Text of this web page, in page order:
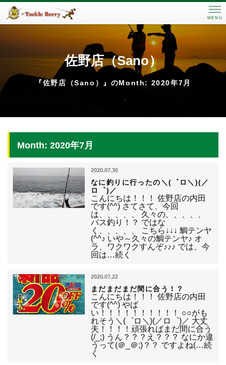
MENU
佐野店（Sano）
『佐野店（Sano）』のMonth: 2020年7月
Month: 2020年7月
2020.07.30
なに釣りに行ったの＼(゜ロ＼)(／
ロ゜)／
こんにちは！！！ 佐野店の内田
です(^^) さてさて、今回
は、、、、、 久々の、、、、、
バス釣り！？ ではな
く、、、、、 こちら↓↓↓ 鯛テンヤ
(^^♪ いや～久々の鯛テンヤ♪ オ
ラ、ワクワクすんぞ♪♪♪ では、今
回は…続く
2020.07.22
まだまだまだ間に合う！？
こんにちは！！！ 佐野店の内田
です(^^) やば
い！！！！！！！！！！ ○○がも
れそう＼(゜ロ＼)(／ロ゜)／ 大丈
夫！！！！頑張ればまだ間に合う
(/_;) うん？？？え？？？ なにか違
うって(＠_＠;)？？ ですよね(…続
く